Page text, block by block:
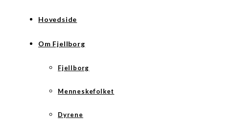
Hovedside
Om Fjellborg
Fjellborg
Menneskefolket
Dyrene